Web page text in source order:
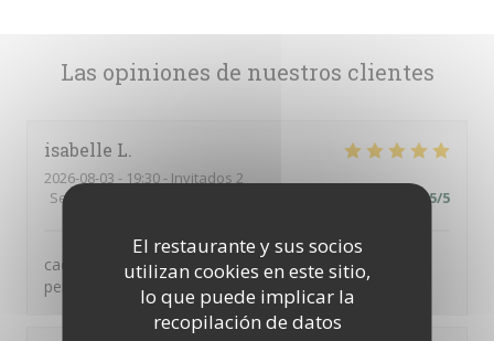
El restaurante y sus socios
utilizan cookies en este sitio,
lo que puede implicar la
recopilación de datos
Las opiniones de nuestros clientes
isabelle L
2026-08-03 - 19:30 - Invitados 2
Servicio
5/5
cadre magnifique avec son jardin, service excellent,
personnel très accueillant, menu top